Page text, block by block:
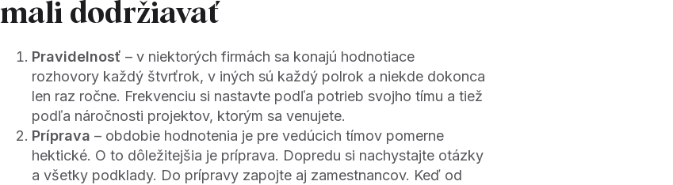
mali dodržiavať
Pravidelnosť – v niektorých firmách sa konajú hodnotiace
rozhovory každý štvrťrok, v iných sú každý polrok a niekde dokonca
len raz ročne. Frekvenciu si nastavte podľa potrieb svojho tímu a tiež
podľa náročnosti projektov, ktorým sa venujete.
Príprava – obdobie hodnotenia je pre vedúcich tímov pomerne
hektické. O to dôležitejšia je príprava. Dopredu si nachystajte otázky
a všetky podklady. Do prípravy zapojte aj zamestnancov. Keď od